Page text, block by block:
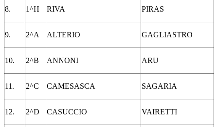
8. 1^H RIVA PIRAS
9. 2^A ALTERIO GAGLIASTRO
10. 2^B ANNONI ARU
11. 2^C CAMESASCA SAGARIA
12. 2^D CASUCCIO VAIRETTI